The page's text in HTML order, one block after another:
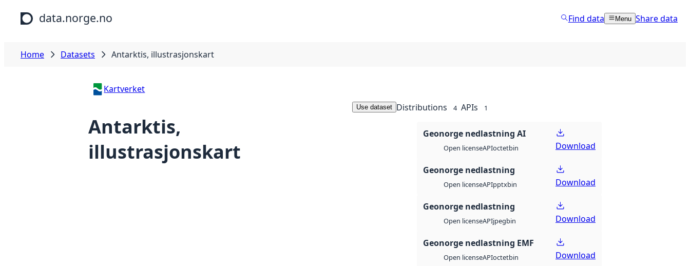
Skip to main content
data.norge.no Find data Menu Share data
Home Datasets Antarktis, illustrasjonskart
Kartverket
Antarktis,
illustrasjonskart
Use dataset Distributions 4 APIs 1
Geonorge nedlastning AI
Open licenseAPIoctetbin Download
Geonorge nedlastning
Open licenseAPIpptxbin Download
Geonorge nedlastning
Open licenseAPIjpegbin Download
Geonorge nedlastning EMF
Open licenseAPIoctetbin Download